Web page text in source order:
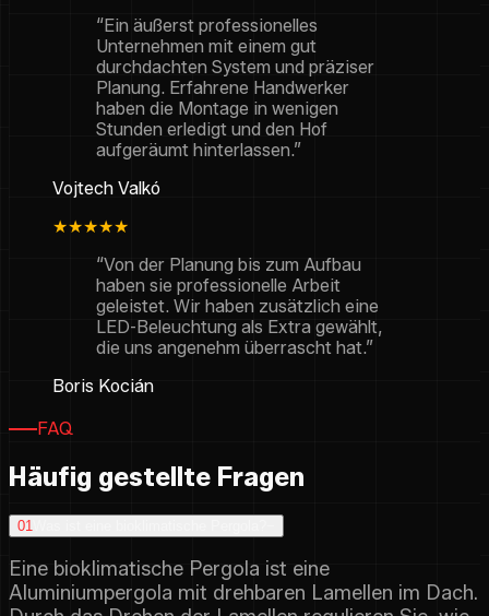
“Ein äußerst professionelles
Unternehmen mit einem gut
durchdachten System und präziser
Planung. Erfahrene Handwerker
haben die Montage in wenigen
Stunden erledigt und den Hof
aufgeräumt hinterlassen.”
Vojtech Valkó
★★★★★
“Von der Planung bis zum Aufbau
haben sie professionelle Arbeit
geleistet. Wir haben zusätzlich eine
LED-Beleuchtung als Extra gewählt,
die uns angenehm überrascht hat.”
Boris Kocián
FAQ
Häufig gestellte Fragen
01
Eine bioklimatische Pergola ist eine
Aluminiumpergola mit drehbaren Lamellen im Dach.